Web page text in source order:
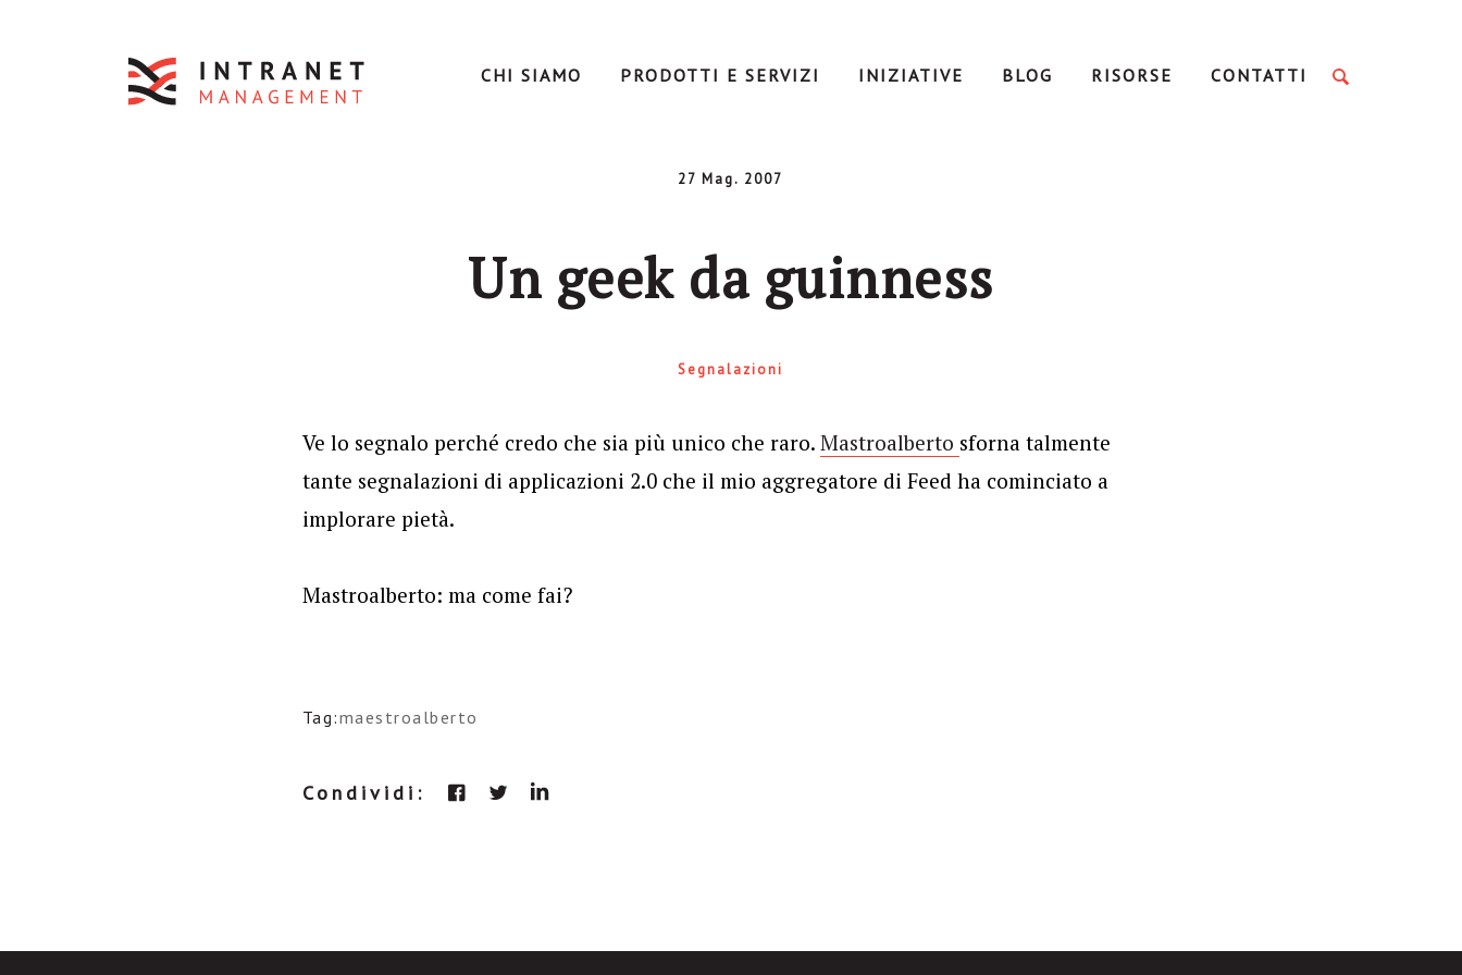
CHI SIAMO PRODOTTI E SERVIZI INIZIATIVE BLOG RISORSE CONTATTI
27 Mag. 2007
Un geek da guinness
Segnalazioni
Ve lo segnalo perché credo che sia più unico che raro. Mastroalberto sforna talmente
tante segnalazioni di applicazioni 2.0 che il mio aggregatore di Feed ha cominciato a
implorare pietà.
Mastroalberto: ma come fai?
Tag:maestroalberto
Condividi: